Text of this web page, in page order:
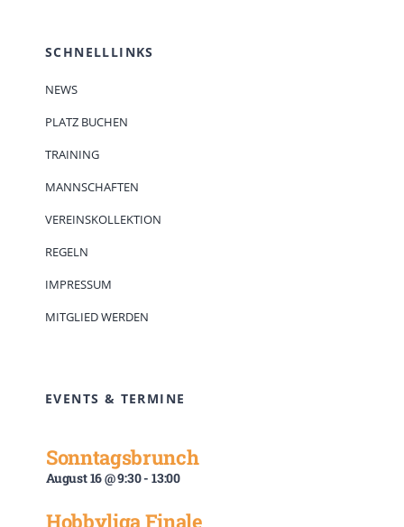
SCHNELLLINKS
NEWS
PLATZ BUCHEN
TRAINING
MANNSCHAFTEN
VEREINSKOLLEKTION
REGELN
IMPRESSUM
MITGLIED WERDEN
EVENTS & TERMINE
Sonntagsbrunch
August 16 @ 9:30- 13:00
Hobbyliga Finale